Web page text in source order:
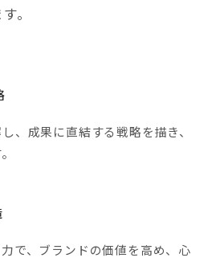
。
、成果に直結する戦略を描き、
で、ブランドの価値を高め、心